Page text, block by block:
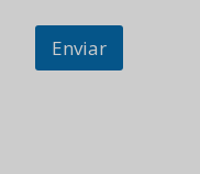
Enviar